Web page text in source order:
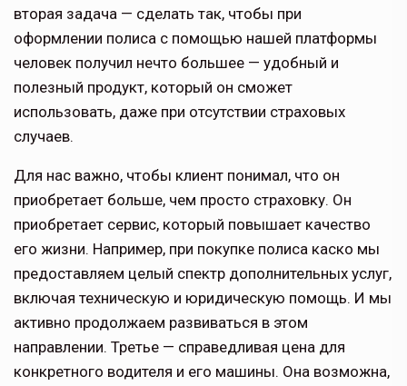
вторая задача — сделать так, чтобы при
оформлении полиса с помощью нашей платформы
человек получил нечто большее — удобный и
полезный продукт, который он сможет
использовать, даже при отсутствии страховых
случаев.
Для нас важно, чтобы клиент понимал, что он
приобретает больше, чем просто страховку. Он
приобретает сервис, который повышает качество
его жизни. Например, при покупке полиса каско мы
предоставляем целый спектр дополнительных услуг,
включая техническую и юридическую помощь. И мы
активно продолжаем развиваться в этом
направлении. Третье — справедливая цена для
конкретного водителя и его машины. Она возможна,